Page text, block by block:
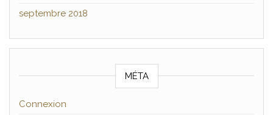
septembre 2018
MÉTA
Connexion